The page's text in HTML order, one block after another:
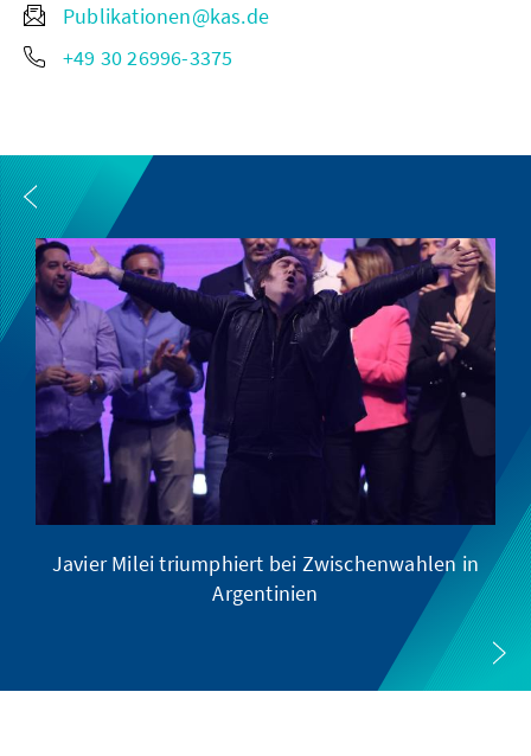
Publikationen@kas.de
+49 30 26996-3375
Javier Milei triumphiert bei Zwischenwahlen in
Argentinien